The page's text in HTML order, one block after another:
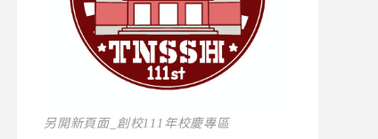
另開新頁面_創校111年校慶專區